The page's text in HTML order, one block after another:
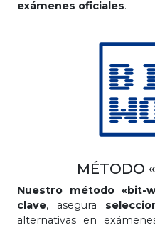
exámenes oficiales.
MÉTODO
Nuestro método «bit-
clave, asegura
alternativas en